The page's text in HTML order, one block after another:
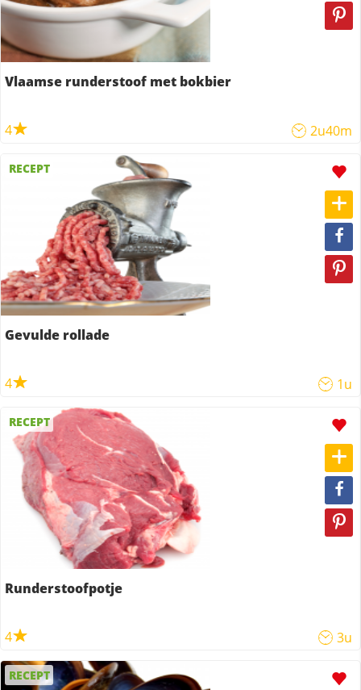
Vlaamse runderstoof met bokbier
4 2u40m
RECEPT
Gevulde rollade
4 1u
RECEPT
Runderstoofpotje
4 3u
RECEPT